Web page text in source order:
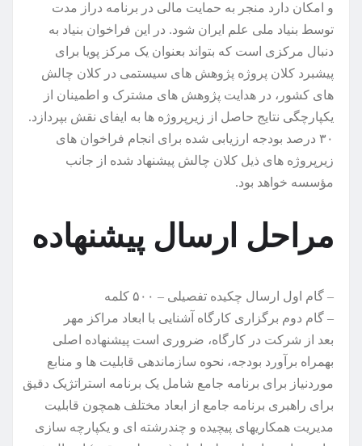
و امکان دارد منجر به حمایت مالی در برنامه دراز مدت
توسط بنیاد ملی علم ایران شود. در این فراخوان بنیاد به
دنبال مرکزی است که بتواند بعنوان یک مرکز پویا برای
پیشبرد کلان پروژه پژوهش های سیستمی در کلان چالش
های کشور، در هدایت پژوهش های مشترک و اطمینان از
یکپارچگی نتایج حاصل از زیرپروژه ها به ایفای نقش بپردازد.
۳۰ درصد بودجه ارزیابی شده برای انجام فراخوان های
زیرپروژه های ذیل کلان چالش پیشنهاد شده از جانب
مؤسسه خواهد بود.
مراحل ارسال پیشنهاده
– گام اول ارسال چکیده تفصیلی – ۵۰۰ کلمه
– گام دوم برگزاری کارگاه آشنایی با ابعاد مراکز مهر
بعد از شرکت در کارگاه، ضروری است پیشنهاده اصلی
بهمراه برآورد بودجه، نحوه سازماندهی قابلیت ها و منابع
موردنیاز برای برنامه جامع شامل یک برنامه استراتژیک دقیق
برای راهبری برنامه جامع از ابعاد مختلف همچون قابلیت
مدیریت همکاریهای پیچیده و چندرشته ای و یکپارچه سازی